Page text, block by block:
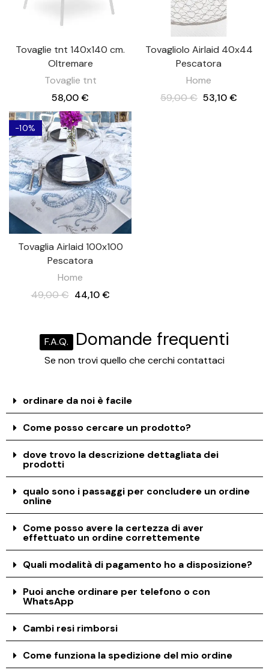
Tovaglie tnt 140x140 cm.
Oltremare
Tovaglie tnt
58,00 €
Tovagliolo Airlaid 40x44
Pescatora
Home
59,00 € 53,10 €
-10%
Tovaglia Airlaid 100x100
Pescatora
Home
49,00 € 44,10 €
F.A.Q. Domande frequenti
Se non trovi quello che cerchi contattaci
ordinare da noi è facile
Come posso cercare un prodotto?
dove trovo la descrizione dettagliata dei
prodotti
qualo sono i passaggi per concludere un ordine
online
Come posso avere la certezza di aver
effettuato un ordine correttemente
Quali modalità di pagamento ho a disposizione?
Puoi anche ordinare per telefono o con
WhatsApp
Cambi resi rimborsi
Come funziona la spedizione del mio ordine